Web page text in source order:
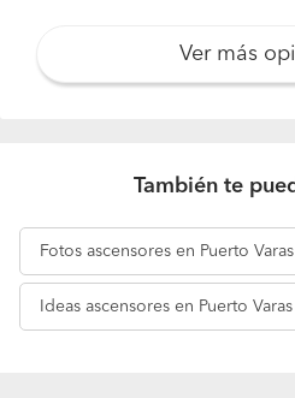
Ver más
También te
Fotos ascensores en Puerto Varas
Ideas ascensores en Puerto Varas